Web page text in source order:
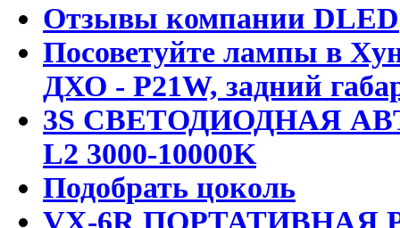
Отзывы компании DLED
Посоветуйте лампы в
ДХО - P21W, задний
3S СВЕТОДИОДНАЯ
L2 3000-10000K
Подобрать цоколь
VX-6R ПОРТАТИВНАЯ